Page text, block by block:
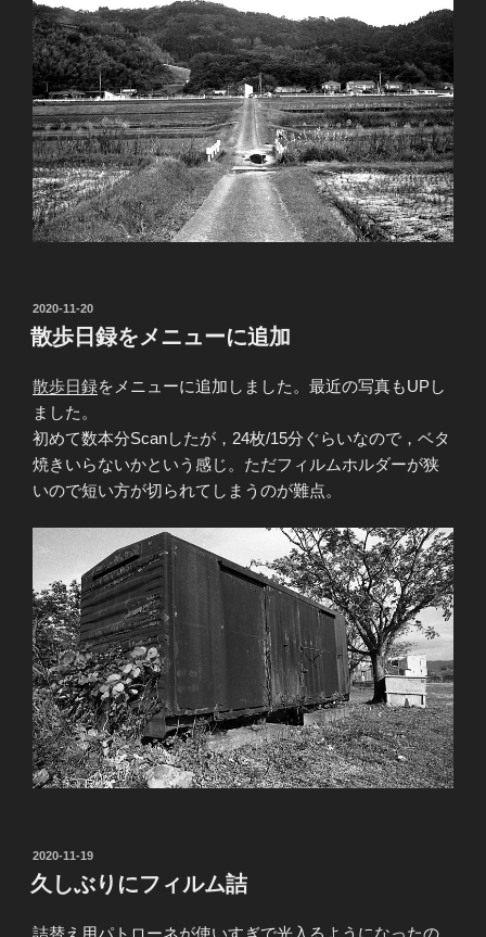
投
稿
日:
2020-11-20
散歩日録をメニューに追加
散歩日録をメニューに追加しました。最近の写真もUPし
ました。
初めて数本分Scanしたが，24枚/15分ぐらいなので，ベタ
焼きいらないかという感じ。ただフィルムホルダーが狭
いので短い方が切られてしまうのが難点。
投
稿
日:
2020-11-19
久しぶりにフィルム詰
詰替え用パトローネが使いすぎで光入るようになったの